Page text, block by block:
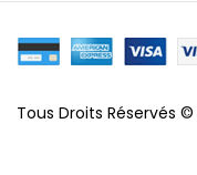
Tous Droits Réservés ©